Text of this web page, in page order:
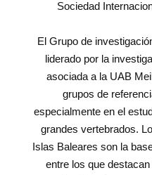
Sociedad
El Grupo de
liderado por la
asociada a la UAB
grupos de
especialmente en el
grandes vertebrados.
Islas Baleares son la
entre los que